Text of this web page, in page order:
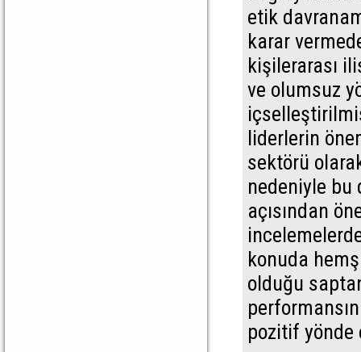
etik
karar
kişilerarası
ve olumsuz
liderlerin
sektörü
nedeniyle bu
açısından
konuda
olduğu
pozitif yönde